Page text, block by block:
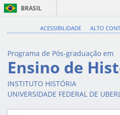
BRASIL
ACESSIBILIDADE ALTO
Programa de Pós-graduação em
Ensino de
INSTITUTO HISTÓRIA
UNIVERSIDADE FEDERAL DE